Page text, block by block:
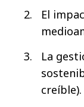
El
La
creíble).